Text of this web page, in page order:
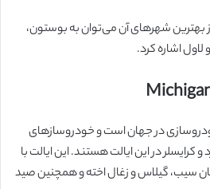
شهر بوده و از بهترین شهرهای آن می‌توان به بوستون،
لاول اشاره کرد.
در جهان است و خودروسازهای
کرایسلر در این ایالت هستند. این ایالت با
سیب، گیلاس و زغال اخته و همچنین صید